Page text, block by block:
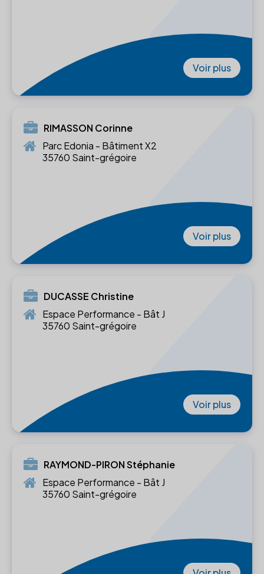
Voir plus
RIMASSON Corinne
Parc Edonia - Bâtiment X2
35760 Saint-grégoire
Voir plus
DUCASSE Christine
Espace Performance - Bât J
35760 Saint-grégoire
Voir plus
RAYMOND-PIRON Stéphanie
Espace Performance - Bât J
35760 Saint-grégoire